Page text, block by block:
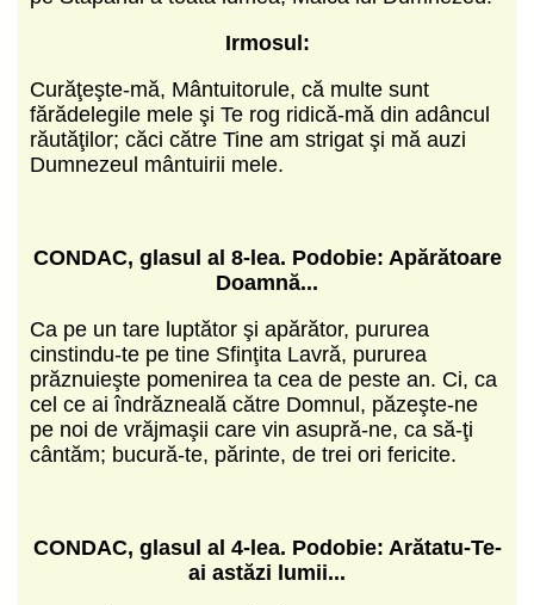
Irmosul:
Curăţeşte-mă, Mântuitorule, că multe sunt
fărădelegile mele şi Te rog ridică-mă din adâncul
răutăţilor; căci către Tine am strigat şi mă auzi
Dumnezeul mântuirii mele.
CONDAC, glasul al 8-lea. Podobie: Apărătoare
Doamnă...
Ca pe un tare luptător şi apărător, pururea
cinstindu-te pe tine Sfinţita Lavră, pururea
prăznuieşte pomenirea ta cea de peste an. Ci, ca
cel ce ai îndrăzneală către Domnul, păzeşte-ne
pe noi de vrăjmaşii care vin asupră-ne, ca să-ţi
cântăm; bucură-te, părinte, de trei ori fericite.
CONDAC, glasul al 4-lea. Podobie: Arătatu-Te-
ai astăzi lumii...